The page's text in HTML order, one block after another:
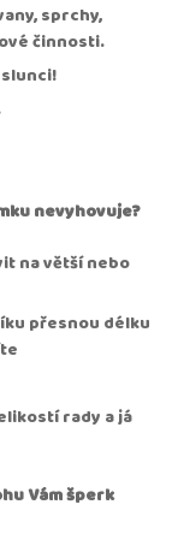
sprchy,
činnosti.
nevyhovuje?
na větší nebo
přesnou délku
rady a já
Vám šperk